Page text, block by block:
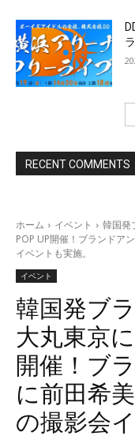
RECENT COMMENTS